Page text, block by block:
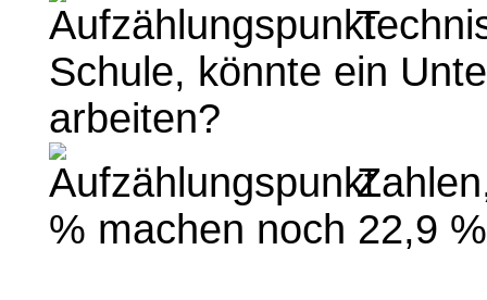
Schule, könnte ein
arbeiten?
% machen noch 22,9